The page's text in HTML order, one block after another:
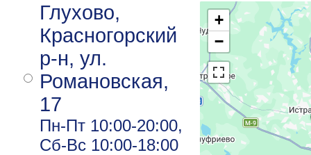
+
−
Глухово,
Красногорский
р-н, ул.
Романовская,
17
Пн-Пт 10:00-20:00,
Сб-Вс 10:00-18:00